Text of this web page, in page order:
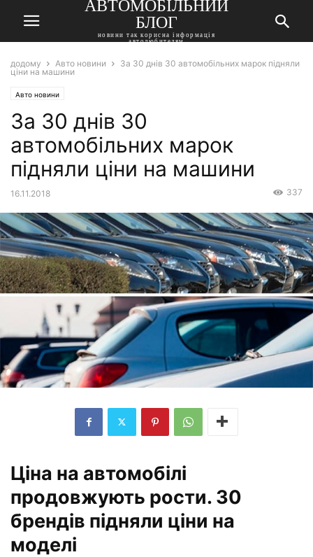
АВТОМОБІЛЬНИЙ
БЛОГ
новини так корисна інформація
автолюбителям
додому Авто новини
За 30 днів 30 автомобільних марок підняли
ціни на машини
Авто новини
За 30 днів 30
автомобільних марок
підняли ціни на машини
16.11.2018 337
Ціна на автомобілі
продовжують рости. 30
брендів підняли ціни на
моделі